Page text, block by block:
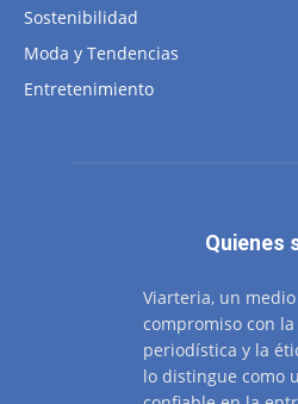
Sostenibilidad
Moda y Tendencias
Entretenimiento
Quienes
Viarteria, un
compromiso con
periodística y la
lo distingue como